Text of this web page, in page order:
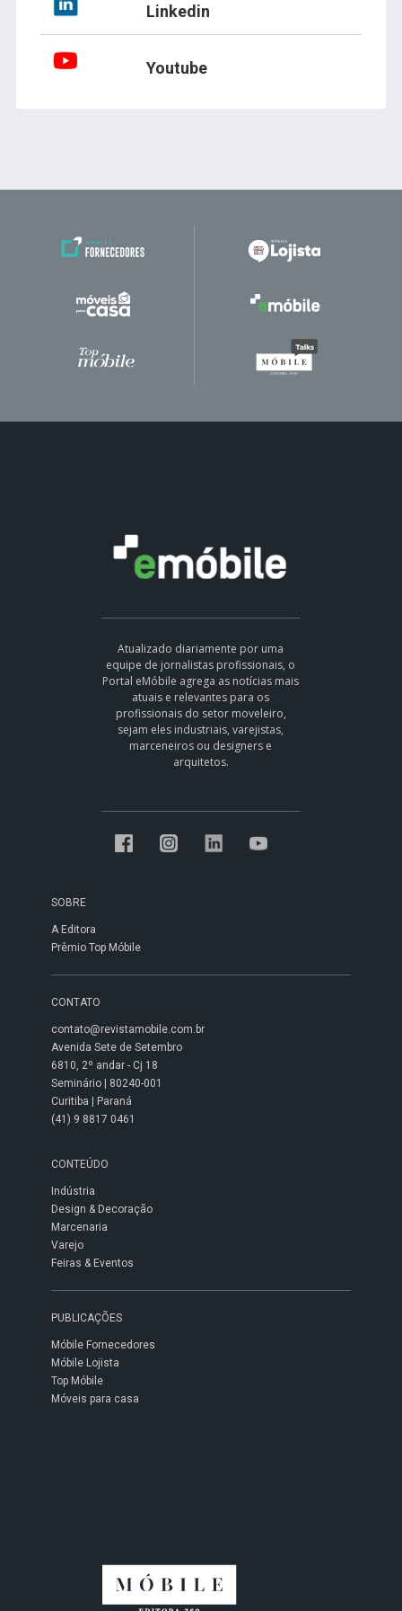
Linkedin
Youtube
Atualizado diariamente por uma
equipe de jornalistas profissionais, o
Portal eMóbile agrega as notícias mais
atuais e relevantes para os
profissionais do setor moveleiro,
sejam eles industriais, varejistas,
marceneiros ou designers e
arquitetos.
SOBRE
A Editora
Prêmio Top Móbile
CONTATO
contato@revistamobile.com.br
Avenida Sete de Setembro
6810, 2º andar - Cj 18
Seminário | 80240-001
Curitiba | Paraná
(41) 9 8817 0461
CONTEÚDO
Indústria
Design & Decoração
Marcenaria
Varejo
Feiras & Eventos
PUBLICAÇÕES
Móbile Fornecedores
Móbile Lojista
Top Móbile
Móveis para casa